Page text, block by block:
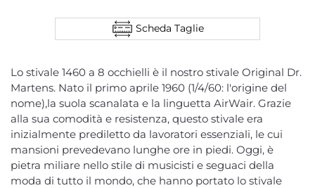
Scheda Taglie
Lo stivale 1460 a 8 occhielli è il nostro stivale Original Dr.
Martens. Nato il primo aprile 1960 (1/4/60: l'origine del
nome),la suola scanalata e la linguetta AirWair. Grazie
alla sua comodità e resistenza, questo stivale era
inizialmente prediletto da lavoratori essenziali, le cui
mansioni prevedevano lunghe ore in piedi. Oggi, è
pietra miliare nello stile di musicisti e seguaci della
moda di tutto il mondo, che hanno portato lo stivale